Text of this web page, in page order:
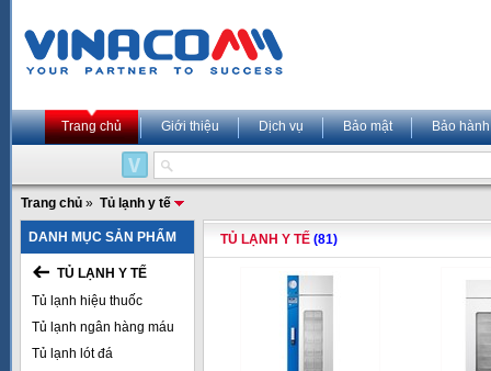
Trang chủ Giới thiệu Dịch vụ Bảo mật Bảo hành
Trang chủ » Tủ lạnh y tế
DANH MỤC SẢN PHẨM
TỦ LẠNH Y TẾ
Tủ lạnh hiệu thuốc
Tủ lạnh ngân hàng máu
Tủ lạnh lót đá
TỦ LẠNH Y TẾ (81)